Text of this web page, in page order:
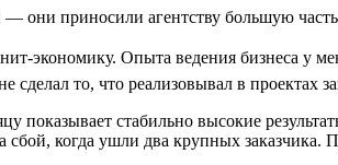
они приносили агентству большую
экономику. Опыта ведения бизнеса
сделал то, что реализовывал в проектах
показывает стабильно высокие
сбой, когда ушли два крупных заказчика.